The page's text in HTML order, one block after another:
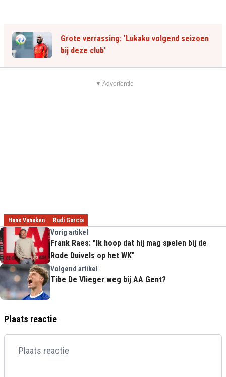
Grote verrassing: 'Lukaku volgend seizoen
bij deze club'
▼ Advertentie
Hans Vanaken Rudi Garcia
Vorig artikel
Frank Raes: "Ik hoop dat hij mag spelen bij de
Rode Duivels op het WK"
Volgend artikel
Tibe De Vlieger weg bij AA Gent?
Plaats reactie